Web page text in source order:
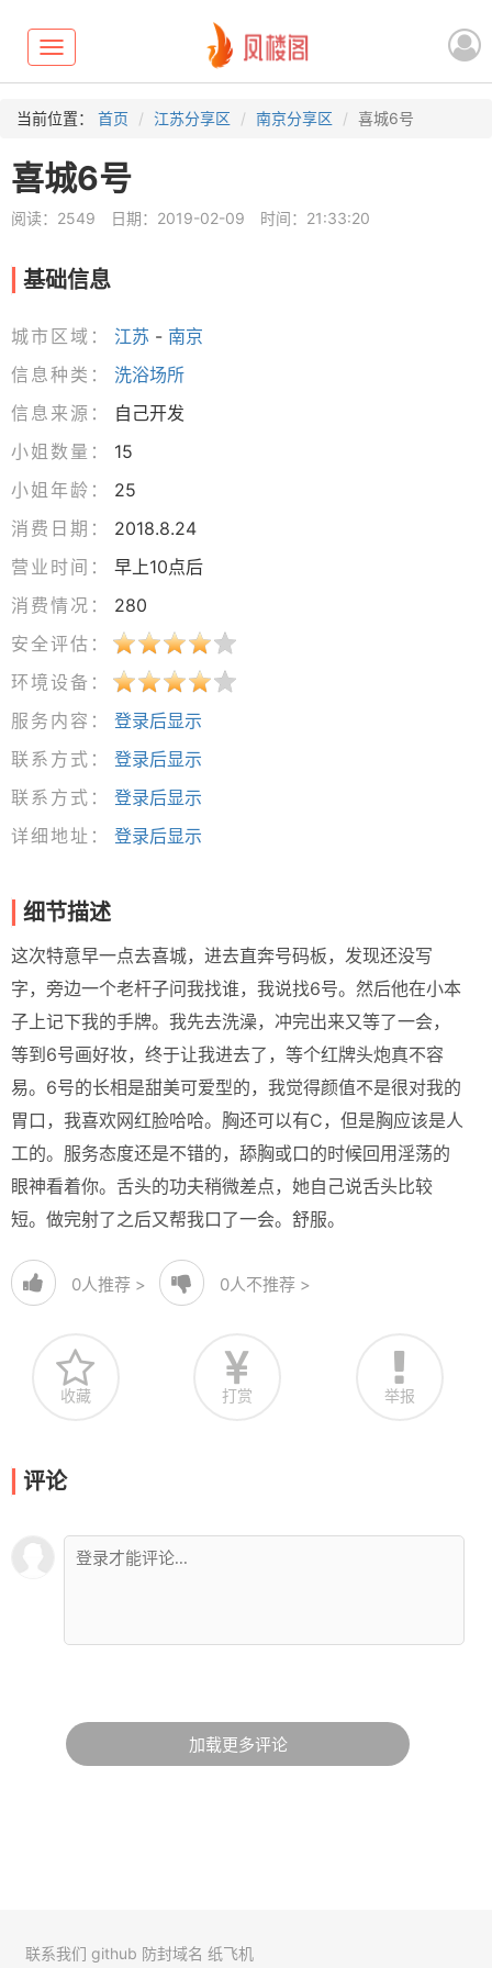
Toggle
navigation
当前位置： 首页 江苏分享区 南京分享区 喜城6号
喜城6号
阅读：2549 日期：2019-02-09 时间：21:33:20
基础信息
城市区域： 江苏 - 南京
信息种类：
洗浴场所
信息来源：
自己开发
小姐数量：
15
小姐年龄：
25
消费日期：
2018.8.24
营业时间：
早上10点后
消费情况：
280
安全评估：
环境设备：
服务内容：
登录后显示
联系方式：
登录后显示
联系方式：
登录后显示
详细地址：
登录后显示
细节描述
这次特意早一点去喜城，进去直奔号码板，发现还没写
字，旁边一个老杆子问我找谁，我说找6号。然后他在小本
子上记下我的手牌。我先去洗澡，冲完出来又等了一会，
等到6号画好妆，终于让我进去了，等个红牌头炮真不容
易。6号的长相是甜美可爱型的，我觉得颜值不是很对我的
胃口，我喜欢网红脸哈哈。胸还可以有C，但是胸应该是人
工的。服务态度还是不错的，舔胸或口的时候回用淫荡的
眼神看着你。舌头的功夫稍微差点，她自己说舌头比较
短。做完射了之后又帮我口了一会。舒服。
0人推荐 > 0人不推荐 >
收藏 打赏 举报
评论
加载更多评论
联系我们 github 防封域名 纸飞机